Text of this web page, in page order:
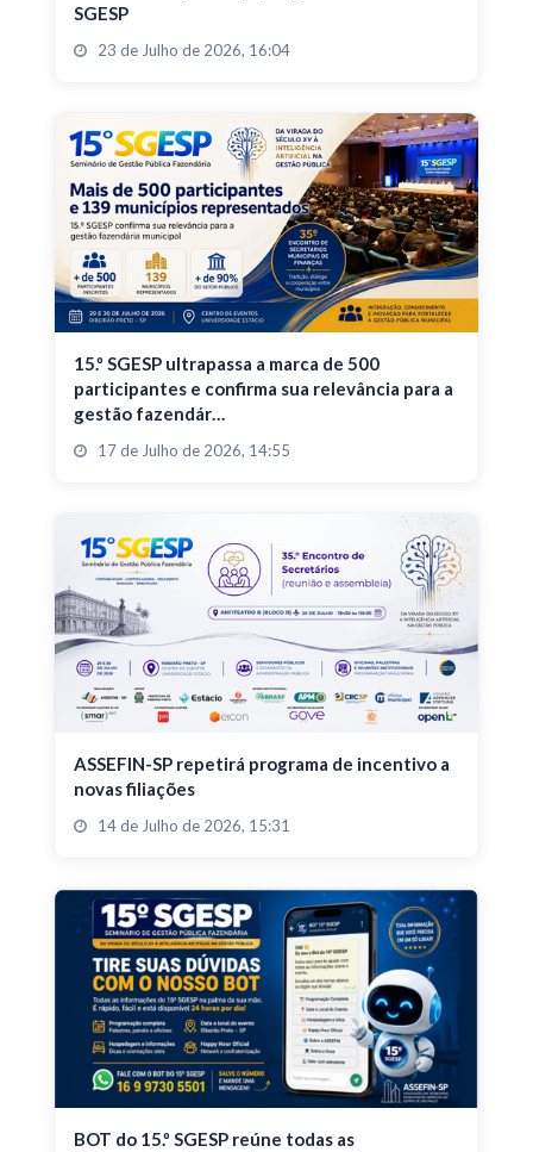
SGESP
23 de Julho de 2026, 16:04
15.º SGESP ultrapassa a marca de 500
participantes e confirma sua relevância para a
gestão fazendár…
17 de Julho de 2026, 14:55
ASSEFIN-SP repetirá programa de incentivo a
novas filiações
14 de Julho de 2026, 15:31
BOT do 15.º SGESP reúne todas as